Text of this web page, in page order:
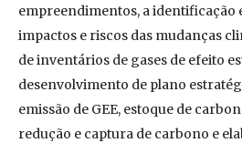
empreendimentos, a identificação
impactos e riscos das mudanças
de inventários de gases de efeito
desenvolvimento de plano
emissão de GEE, estoque de
redução e captura de carbono e